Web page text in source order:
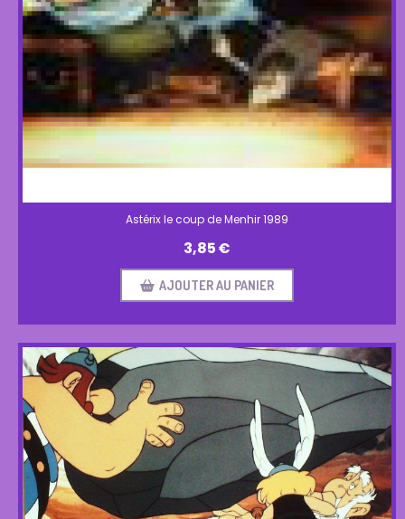
Astérix le coup de Menhir 1989
3,85€
AJOUTER AU PANIER